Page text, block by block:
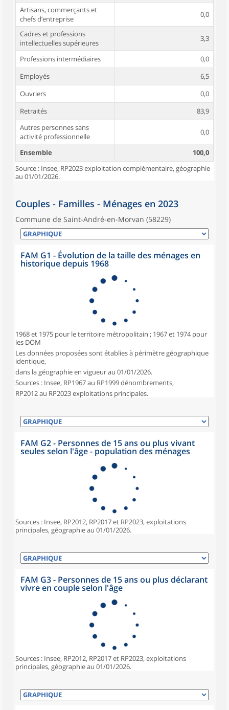
Artisans, commerçants et
chefs d’entreprise
0,0
Cadres et professions
intellectuelles supérieures
3,3
Professions intermédiaires
0,0
Employés
6,5
Ouvriers
0,0
Retraités
83,9
Autres personnes sans
activité professionnelle
0,0
Ensemble
100,0
Source : Insee, RP2023 exploitation complémentaire, géographie
au 01/01/2026.
Couples - Familles - Ménages en 2023
Commune de Saint-André-en-Morvan (58229)
FAM G1 - Évolution de la taille des ménages en
historique depuis 1968
1968 et 1975 pour le territoire métropolitain ; 1967 et 1974 pour
les DOM
Les données proposées sont établies à périmètre géographique
identique,
dans la géographie en vigueur au 01/01/2026.
Sources : Insee, RP1967 au RP1999 dénombrements,
RP2012 au RP2023 exploitations principales.
FAM G2 - Personnes de 15 ans ou plus vivant
seules selon l'âge - population des ménages
Sources : Insee, RP2012, RP2017 et RP2023, exploitations
principales, géographie au 01/01/2026.
FAM G3 - Personnes de 15 ans ou plus déclarant
vivre en couple selon l'âge
Sources : Insee, RP2012, RP2017 et RP2023, exploitations
principales, géographie au 01/01/2026.